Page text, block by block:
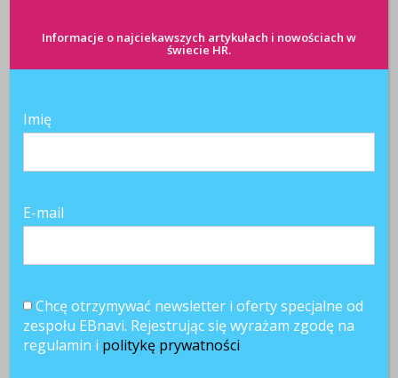
POWIĄZANE ARTYKUŁY
Pracodawcy
umiarkowanie
Manpower
Manpower
Informacje o najciekawszych artykułach i nowościach w
świecie HR.
Imię
E-mail
Chcę otrzymywać newsletter i oferty specjalne od
zespołu EBnavi. Rejestrując się wyrażam zgodę na
regulamin i politykę prywatności